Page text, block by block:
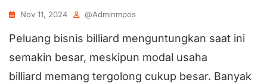
Nov 11, 2024 @adminmpos
Peluang bisnis billiard menguntungkan saat ini
semakin besar, meskipun modal usaha
billiard memang tergolong cukup besar. Banyak